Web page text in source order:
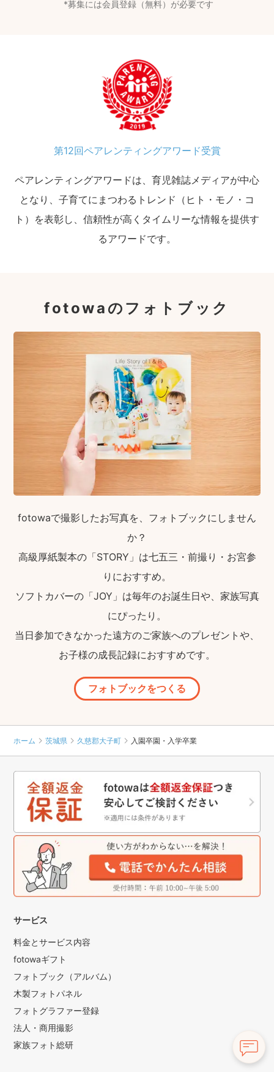
募集には会員登録（無料）が必要です
第12回ペアレンティングアワード受賞
ペアレンティングアワードは、育児雑誌メディアが中心
となり、子育てにまつわるトレンド（ヒト・モノ・コ
ト）を表彰し、信頼性が高くタイムリーな情報を提供す
るアワードです。
fotowaのフォトブック
fotowaで撮影したお写真を、フォトブックにしません
か？
高級厚紙製本の「STORY」は七五三・前撮り・お宮参
りにおすすめ。
ソフトカバーの「JOY」は毎年のお誕生日や、家族写真
にぴったり。
当日参加できなかった遠方のご家族へのプレゼントや、
お子様の成長記録におすすめです。
フォトブックをつくる
ホーム 茨城県 久慈郡大子町 入園卒園・入学卒業
サービス
料金とサービス内容
fotowaギフト
フォトブック（アルバム）
木製フォトパネル
フォトグラファー登録
法人・商用撮影
家族フォト総研